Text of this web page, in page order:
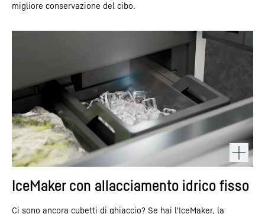
migliore conservazione del cibo.
IceMaker con allacciamento idrico fisso
Ci sono ancora cubetti di ghiaccio? Se hai l'IceMaker, la